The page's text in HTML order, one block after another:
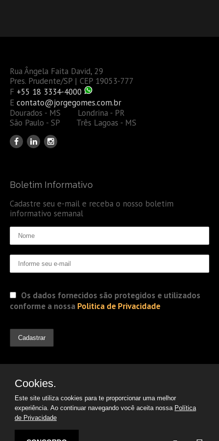
Rua Ângela Faita David, 29
Pres. Prudente/SP | CEP 19053-777
F +55 18 3334-4000
E contato@jorgegomes.com.br
Dourados - MS Londrina - PR
São Paulo - SP Três Lagoas - MS
Boletim Informativo
Cadastre seu e-mail e receba o nosso boletim
informativo semanal
Os dados fornecidos são protegidos e utilizados
conforme a nossa Politica de Privacidade
© 2019 Jorge Gomes
Advogados. Direitos Reservados
Cookies.
Este site utiliza cookies para te proporcionar uma melhor
experiência. Ao continuar navegando você aceita nossa Política
de Privacidade